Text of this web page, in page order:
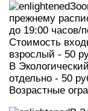
прежнему
до 19:00 часов/
Стоимость
взрослый - 50
В
отдельно - 50
Возрастные